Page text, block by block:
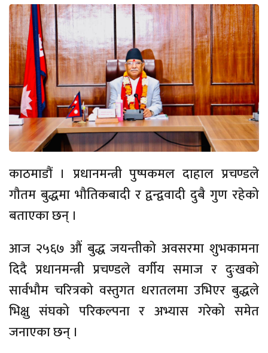
काठमाडौं । प्रधानमन्त्री पुष्पकमल दाहाल प्रचण्डले
गौतम बुद्धमा भौतिकबादी र द्वन्द्ववादी दुबै गुण रहेको
बताएका छन् ।
आज २५६७ औं बुद्ध जयन्तीको अवसरमा शुभकामना
दिदै प्रधानमन्त्री प्रचण्डले वर्गीय समाज र दुःखको
सार्वभौम चरित्रको वस्तुगत धरातलमा उभिएर बुद्धले
भिक्षु संघको परिकल्पना र अभ्यास गरेको समेत
जनाएका छन् ।